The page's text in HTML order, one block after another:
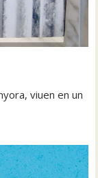
viuen en un